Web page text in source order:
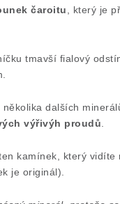
drahých kamenů
od smlouvy
čaroitu , který je
tmavší fialový
dalších
výřivýh proudů
kamínek, který vidíte
je originál).